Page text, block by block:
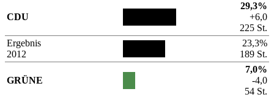
CDU
29,3%
+6,0
225 St.
Ergebnis
2012
23,3%
189 St.
GRÜNE
7,0%
-4,0
54 St.